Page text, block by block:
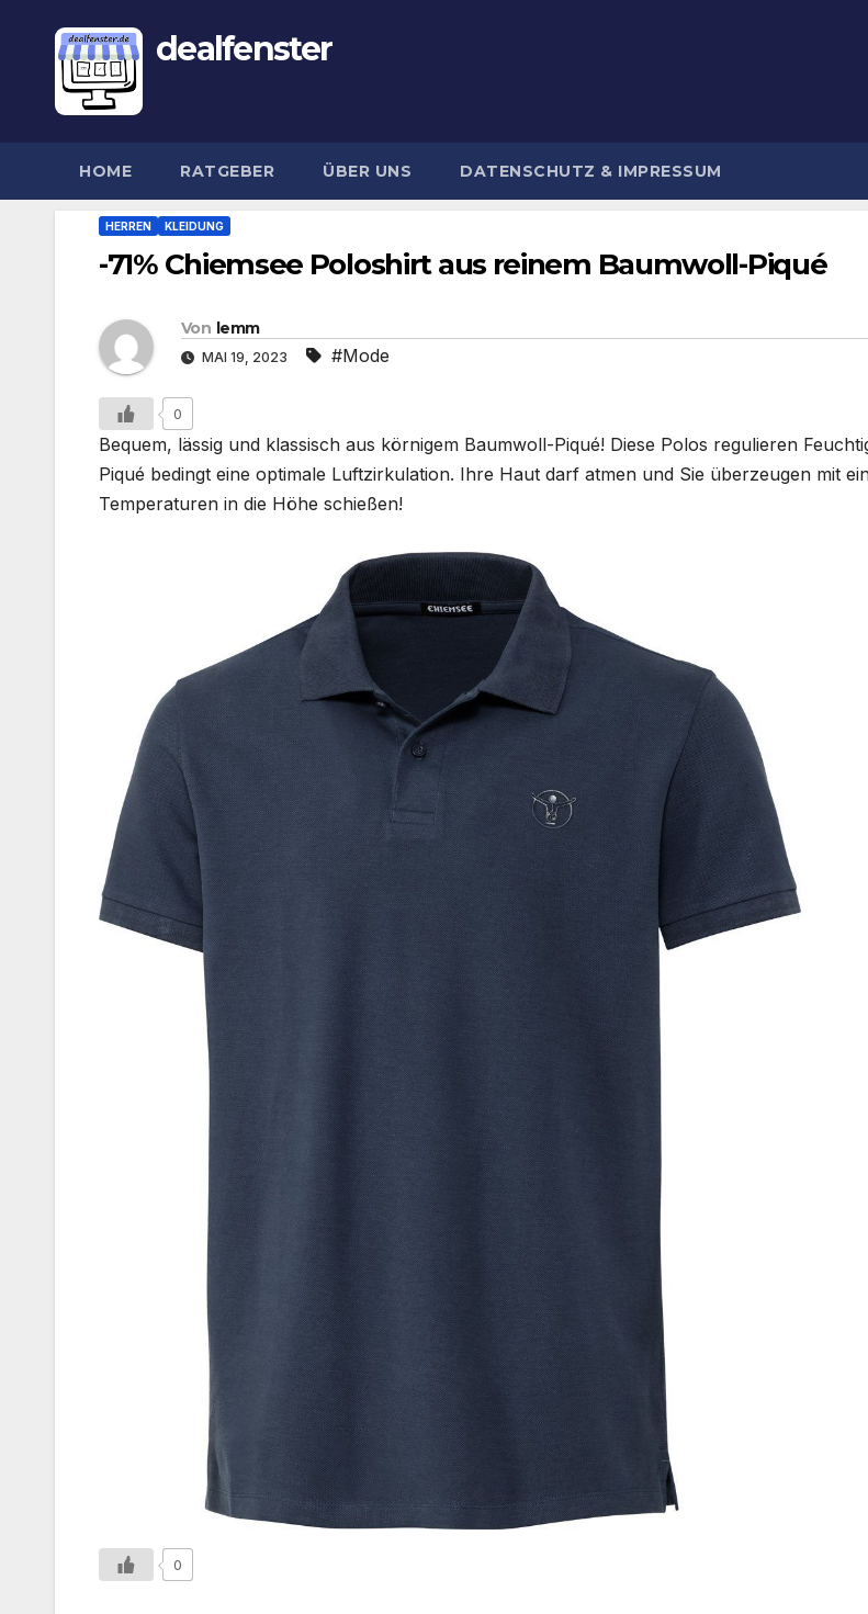
dealfenster
HOME RATGEBER ÜBER UNS DATENSCHUTZ & IMPRESSUM
HERREN KLEIDUNG
-71% Chiemsee Poloshirt aus reinem Baumwoll-Piqué
Von lemm
MAI 19, 2023 #Mode
0
Bequem, lässig und klassisch aus körnigem Baumwoll-Piqué! Diese Polos regulieren
Piqué bedingt eine optimale Luftzirkulation. Ihre Haut darf atmen und Sie überzeugen mit
Temperaturen in die Höhe schießen!
0